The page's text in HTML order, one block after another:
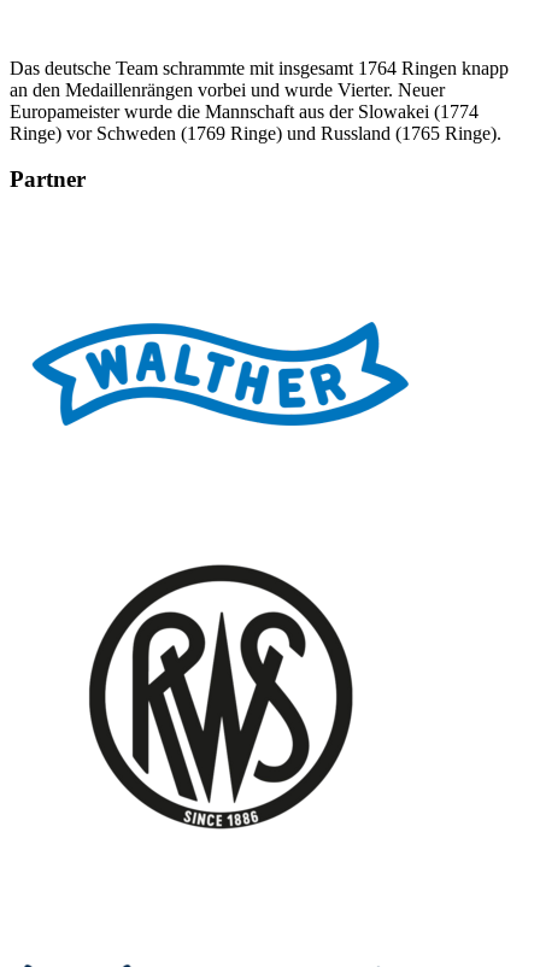
Das deutsche Team schrammte mit insgesamt 1764 Ringen knapp
an den Medaillenrängen vorbei und wurde Vierter. Neuer
Europameister wurde die Mannschaft aus der Slowakei (1774
Ringe) vor Schweden (1769 Ringe) und Russland (1765 Ringe).
Partner